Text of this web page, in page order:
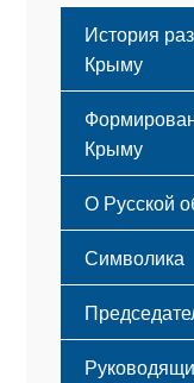
История
Крыму
Крыму
Русский
О Русской
Этапы
Принципы
Структура
Символика
Флаг
Герб
Гимн